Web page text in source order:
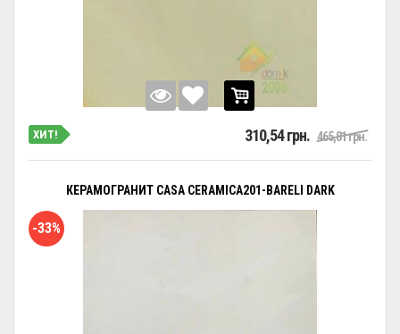
ХИТ! 310,54 грн. 465,81 грн.
КЕРАМОГРАНИТ CASA CERAMICA201-BARELI DARK
-33%